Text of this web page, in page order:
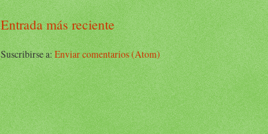
Entrada más reciente
Suscribirse a:Enviar comentarios (Atom)